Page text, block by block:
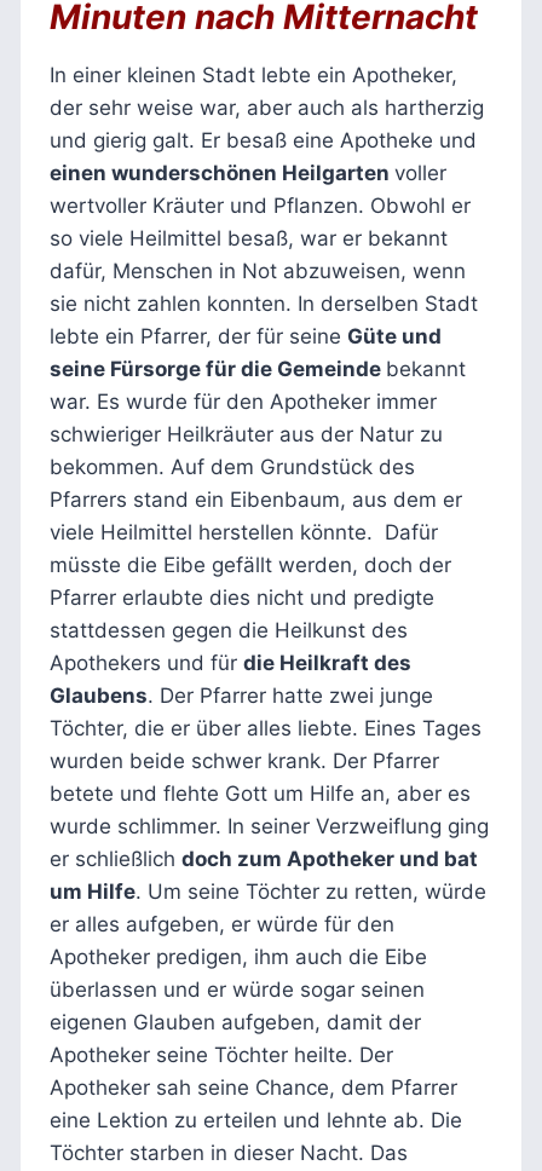
Minuten nach Mitternacht
In einer kleinen Stadt lebte ein Apotheker,
der sehr weise war, aber auch als hartherzig
und gierig galt. Er besaß eine Apotheke und
einen wunderschönen Heilgarten voller
wertvoller Kräuter und Pflanzen. Obwohl er
so viele Heilmittel besaß, war er bekannt
dafür, Menschen in Not abzuweisen, wenn
sie nicht zahlen konnten. In derselben Stadt
lebte ein Pfarrer, der für seine Güte und
seine Fürsorge für die Gemeinde bekannt
war. Es wurde für den Apotheker immer
schwieriger Heilkräuter aus der Natur zu
bekommen. Auf dem Grundstück des
Pfarrers stand ein Eibenbaum, aus dem er
viele Heilmittel herstellen könnte. Dafür
müsste die Eibe gefällt werden, doch der
Pfarrer erlaubte dies nicht und predigte
stattdessen gegen die Heilkunst des
Apothekers und für die Heilkraft des
Glaubens. Der Pfarrer hatte zwei junge
Töchter, die er über alles liebte. Eines Tages
wurden beide schwer krank. Der Pfarrer
betete und flehte Gott um Hilfe an, aber es
wurde schlimmer. In seiner Verzweiflung ging
er schließlich doch zum Apotheker und bat
um Hilfe. Um seine Töchter zu retten, würde
er alles aufgeben, er würde für den
Apotheker predigen, ihm auch die Eibe
überlassen und er würde sogar seinen
eigenen Glauben aufgeben, damit der
Apotheker seine Töchter heilte. Der
Apotheker sah seine Chance, dem Pfarrer
eine Lektion zu erteilen und lehnte ab. Die
Töchter starben in dieser Nacht. Das